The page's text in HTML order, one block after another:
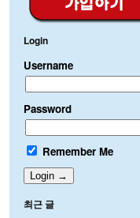
Login
Username
Password
Remember Me
최근 글